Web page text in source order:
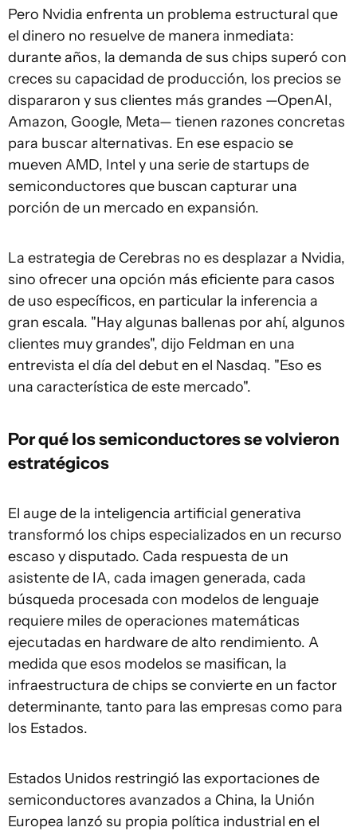
Pero Nvidia enfrenta un problema estructural que
el dinero no resuelve de manera inmediata:
durante años, la demanda de sus chips superó con
creces su capacidad de producción, los precios se
dispararon y sus clientes más grandes —OpenAI,
Amazon, Google, Meta— tienen razones concretas
para buscar alternativas. En ese espacio se
mueven AMD, Intel y una serie de startups de
semiconductores que buscan capturar una
porción de un mercado en expansión.
La estrategia de Cerebras no es desplazar a Nvidia,
sino ofrecer una opción más eficiente para casos
de uso específicos, en particular la inferencia a
gran escala. "Hay algunas ballenas por ahí, algunos
clientes muy grandes", dijo Feldman en una
entrevista el día del debut en el Nasdaq. "Eso es
una característica de este mercado".
Por qué los semiconductores se volvieron
estratégicos
El auge de la inteligencia artificial generativa
transformó los chips especializados en un recurso
escaso y disputado. Cada respuesta de un
asistente de IA, cada imagen generada, cada
búsqueda procesada con modelos de lenguaje
requiere miles de operaciones matemáticas
ejecutadas en hardware de alto rendimiento. A
medida que esos modelos se masifican, la
infraestructura de chips se convierte en un factor
determinante, tanto para las empresas como para
los Estados.
Estados Unidos restringió las exportaciones de
semiconductores avanzados a China, la Unión
Europea lanzó su propia política industrial en el